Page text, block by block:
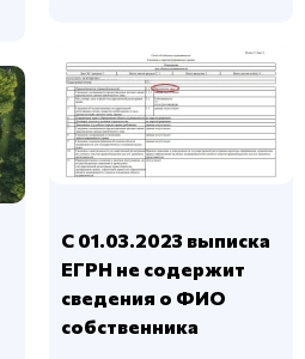
С 01.03.2023 выписка
ЕГРН не содержит
сведения о ФИО
собственника